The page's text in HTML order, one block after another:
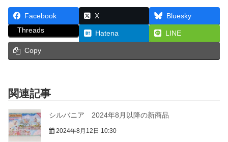
Facebook X
Bluesky
Threads
Hatena LINE
Copy
関連記事
シルバニア 2024年8月以降の新商品
2024年8月12日 10:30